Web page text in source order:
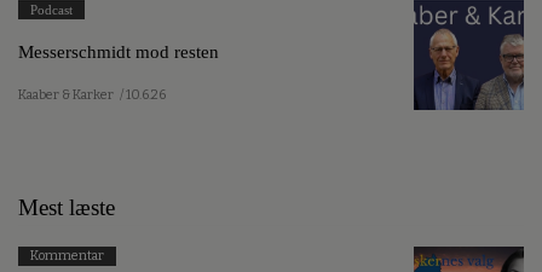
Podcast
Messerschmidt mod resten
Kaaber & Karker / 10.6.26
Mest læste
Kommentar